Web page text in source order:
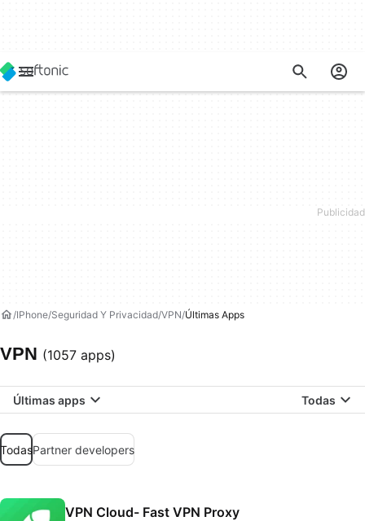
IPhone Seguridad Y Privacidad VPN Últimas Apps
VPN (1057 apps)
Últimas apps Todas
TodasPartner developers
VPN Cloud- Fast VPN Proxy